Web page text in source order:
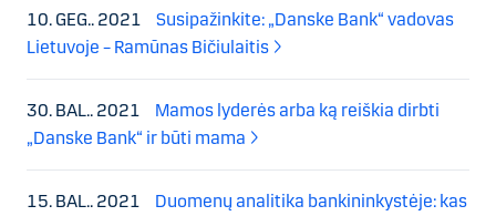
10. GEG.. 2021
Susipažinkite: „Danske Bank“ vadovas
Lietuvoje – Ramūnas Bičiulaitis
30. BAL.. 2021
Mamos lyderės arba ką reiškia dirbti
„Danske Bank“ ir būti mama
15. BAL.. 2021
Duomenų analitika bankininkystėje: kas